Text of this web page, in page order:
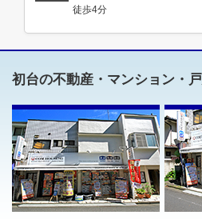
徒歩4分
初台の不動産・マンション・